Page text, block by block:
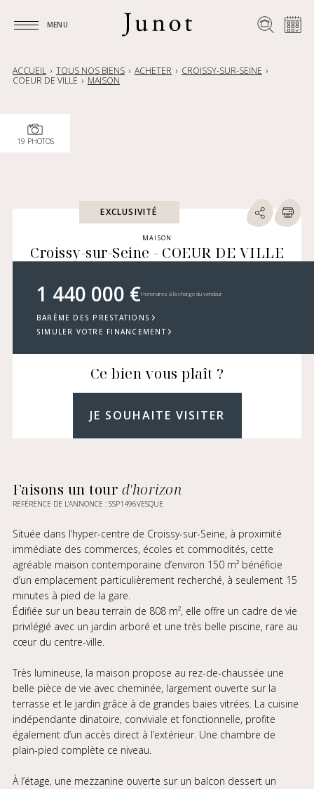
MENU
ACCUEIL TOUS NOS BIENS ACHETER
CROISSY-SUR-SEINE
COEUR DE VILLE
MAISON
19 PHOTOS
EXCLUSIVITÉ
MAISON
Croissy-sur-Seine - COEUR DE VILLE
1 440 000 €Honoraires à la charge du vendeur
BARÈME DES PRESTATIONS
SIMULER VOTRE FINANCEMENT
Ce bien vous plaît ?
JE SOUHAITE VISITER
Faisons un tour d'horizon
RÉFÉRENCE DE L’ANNONCE : SSP1496VESQUE
Située dans l’hyper-centre de Croissy-sur-Seine, à proximité
immédiate des commerces, écoles et commodités, cette
agréable maison contemporaine d’environ 150 m² bénéficie
d’un emplacement particulièrement recherché, à seulement 15
minutes à pied de la gare.
Édifiée sur un beau terrain de 808 m², elle offre un cadre de vie
privilégié avec un jardin arboré et une très belle piscine, rare au
cœur du centre-ville.
Très lumineuse, la maison propose au rez-de-chaussée une
belle pièce de vie avec cheminée, largement ouverte sur la
terrasse et le jardin grâce à de grandes baies vitrées. La cuisine
indépendante dinatoire, conviviale et fonctionnelle, profite
également d’un accès direct à l’extérieur. Une chambre de
plain-pied complète ce niveau.
À l’étage, une mezzanine ouverte sur un balcon dessert un